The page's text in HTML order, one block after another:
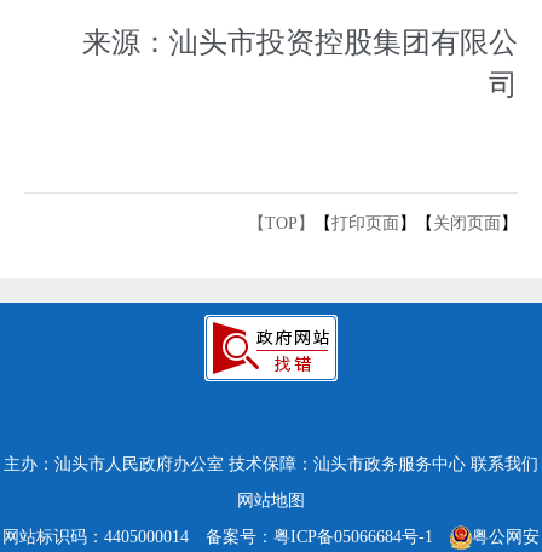
来源：汕头市投资控股集团有限公
司
【TOP】 【打印页面】【 关闭页面】
主办：汕头市人民政府办公室 技术保障：汕头市政务服务中心 联系我们
网站地图
网站标识码：4405000014
备案号：粤ICP备05066684号-1 粤公网安